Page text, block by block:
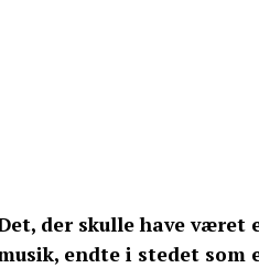
der skulle have
endte i stedet som